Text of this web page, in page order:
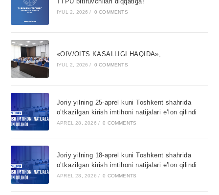
IYUL 2, 2026 / 0 COMMENTS
«OIV/OITS KASALLIGI HAQIDA»,
IYUL 2, 2026 / 0 COMMENTS
Joriy yilning 25-aprel kuni Toshkent shahrida
o’tkazilgan kirish imtihoni natijalari e’lon qilindi
APREL 28, 2026 / 0 COMMENTS
Joriy yilning 18-aprel kuni Toshkent shahrida
o’tkazilgan kirish imtihoni natijalari e’lon qilindi
APREL 28, 2026 / 0 COMMENTS